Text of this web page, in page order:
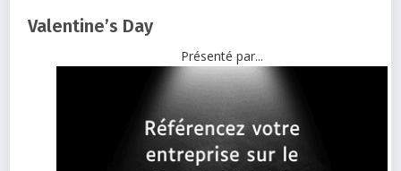
Valentine’s Day
Présenté par...